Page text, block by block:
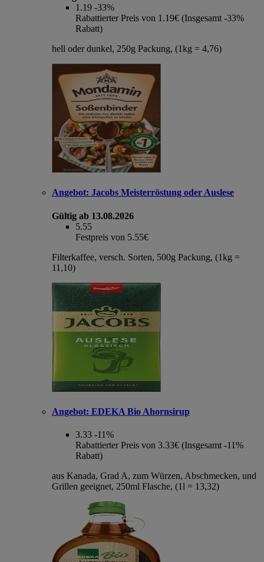
1.19 -33%
Rabattierter Preis von 1.19€ (Insgesamt -33%
Rabatt)
hell oder dunkel, 250g Packung, (1kg = 4,76)
Angebot: Jacobs Meisterröstung oder Auslese
Gültig ab 13.08.2026
5.55
Festpreis von 5.55€
Filterkaffee, versch. Sorten, 500g Packung, (1kg =
11,10)
Angebot: EDEKA Bio Ahornsirup
3.33 -11%
Rabattierter Preis von 3.33€ (Insgesamt -11%
Rabatt)
aus Kanada, Grad A, zum Würzen, Abschmecken, und
Grillen geeignet, 250ml Flasche, (1l = 13,32)